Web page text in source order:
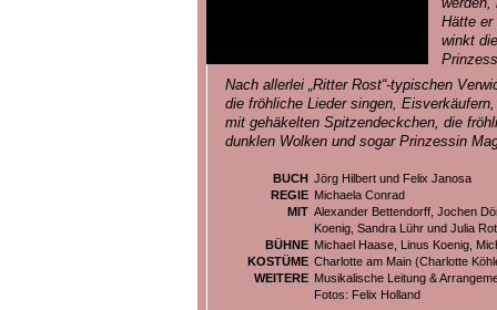
Hätte er
winkt
Nach allerlei „Ritter Rost“-typischen
die fröhliche Lieder singen,
mit gehäkelten Spitzendeckchen, die
dunklen Wolken und sogar Prinzessin
BUCH Jörg Hilbert und Felix Janosa
REGIE Michaela Conrad
MIT Alexander Bettendorff, Jochen
Koenig, Sandra Lühr und Julia
BÜHNE Michael Haase, Linus Koenig,
KOSTÜME Charlotte am Main (Charlotte
WEITERE Musikalische Leitung &
Fotos: Felix Holland